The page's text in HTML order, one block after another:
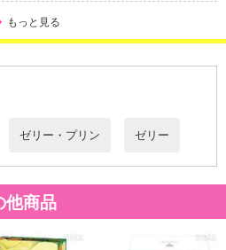
果肉を使用し、みかんの香り・味わ
ゼリーです。
もっと見る
ゼリー・プリン ゼリー
他商品